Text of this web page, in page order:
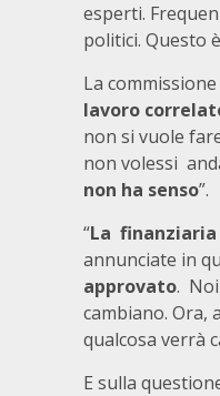
esperti.
politici. Questo
La
lavoro
non si vuole
non volessi
non ha senso”.
“La
annunciate in
approvato.
cambiano. Ora,
qualcosa verrà
E sulla